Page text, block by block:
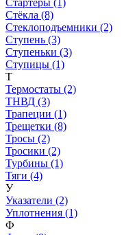
Стёкла (8)
Стеклоподъемники (2)
Ступень (3)
Ступеньки (3)
Ступицы (1)
Т
Термостаты (2)
ТНВД (3)
Трапеции (1)
Трещетки (8)
Тросы (2)
Тросики (2)
Турбины (1)
Тяги (4)
У
Указатели (2)
Уплотнения (1)
Ф